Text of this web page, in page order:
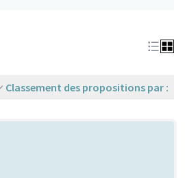
Classement des propositions par :